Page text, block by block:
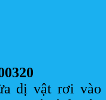
dị vật rơi vào